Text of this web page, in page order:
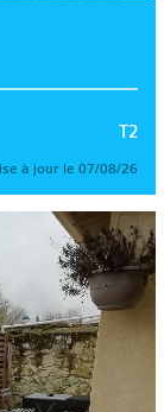
T2
à jour le 07/08/26